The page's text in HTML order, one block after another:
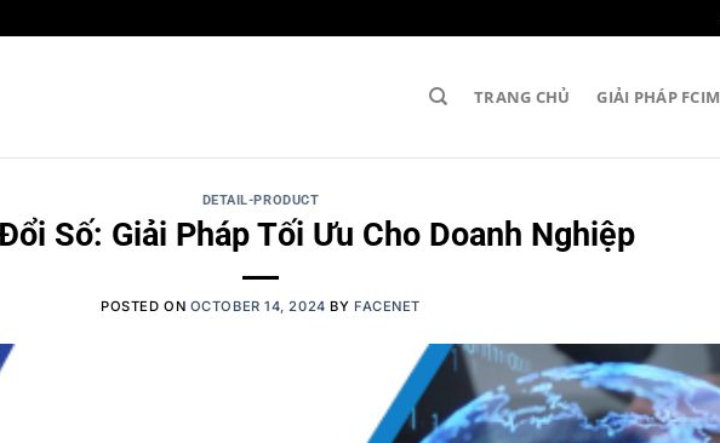
TRANG CHỦ GIẢI PHÁP FCIM
DETAIL-PRODUCT
Số: Giải Pháp Tối Ưu Cho Doanh Nghiệp
POSTED ON OCTOBER 14, 2024 BY FACENET